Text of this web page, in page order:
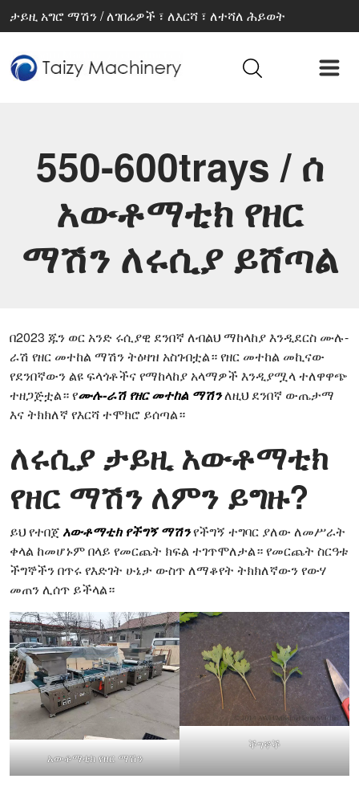
ታይዚ አግሮ ማሽን / ለገበሬዎች ፣ ለእርሻ ፣ ለተሻለ ሕይወት
550-600trays / ሰ
አውቶማቲክ የዘር
ማሽን ለሩሲያ ይሸጣል
በ2023 ጁን ወር አንድ ሩሲያዊ ደንበኛ ለብልህ ማከላከያ እንዲደርስ ሙሉ-
ራሽ የዘር መተከል ማሽን ትዕዛዝ አስገብቷል። የዘር መተከል መኪናው
የደንበኛውን ልዩ ፍላጎቶችና የማከላከያ አላማዎች እንዲያሟላ ተለዋዋጭ
ተዘጋጅቷል። የሙሉ-ራሽ የዘር መተከል ማሽንለዚህ ደንበኛ ውጤታማ
እና ትክክለኛ የእርሻ ተሞክሮ ይሰጣል።
ለሩሲያ ታይዚ አውቶማቲክ
የዘር ማሽን ለምን ይግዙ?
ይህ የተበጀአውቶማቲክ የችግኝ ማሽንየችግኝ ተግባር ያለው ለመሥራት
ቀላል ከመሆኑም በላይ የመርጨት ክፍል ተገጥሞለታል። የመርጨት ስርዓቱ
ችግኞችን በጥሩ የእድገት ሁኔታ ውስጥ ለማቆየት ትክክለኛውን የውሃ
መጠን ሊሰጥ ይችላል።
አውቶማቲክ የዘር ማሽን
ችግኞች